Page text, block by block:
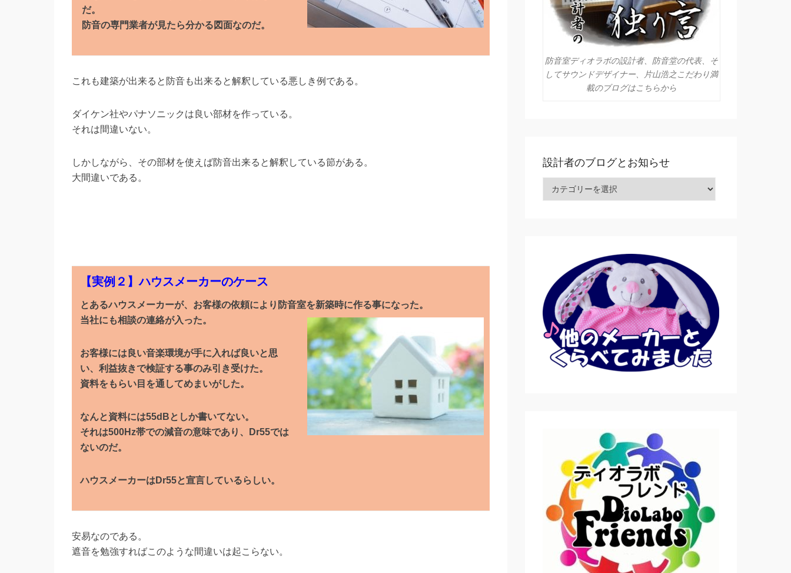
だ。
防音の専門業者が見たら分かる図面なのだ。
これも建築が出来ると防音も出来ると解釈している悪しき例である。
ダイケン社やパナソニックは良い部材を作っている。
それは間違いない。
しかしながら、その部材を使えば防音出来ると解釈している節がある。
大間違いである。
【実例２】ハウスメーカーのケース
とあるハウスメーカーが、お客様の依頼により防音室を新築時に作る事になった。
当社にも相談の連絡が入った。
お客様には良い音楽環境が手に入れば良いと思
い、利益抜きで検証する事のみ引き受けた。
資料をもらい目を通してめまいがした。
なんと資料には55dBとしか書いてない。
それは500Hz帯での減音の意味であり、Dr55では
ないのだ。
ハウスメーカーはDr55と宣言しているらしい。
安易なのである。
遮音を勉強すればこのような間違いは起こらない。
防音室ディオラボの設計者、防音堂の代表、そ
してサウンドデザイナー、片山浩之こだわり満
載のブログはこちらから
設計者のブログとお知らせ
設計者のブログとお知らせ